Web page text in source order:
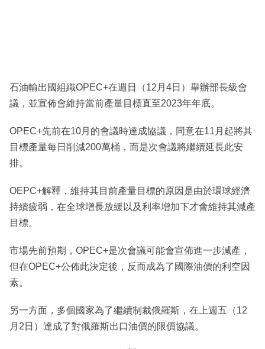
石油輸出國組織OPEC+在週日（12月4日）舉辦部長級會
議，並宣佈會維持當前產量目標直至2023年年底。
OPEC+先前在10月的會議時達成協議，同意在11月起將其
目標產量每日削減200萬桶，而是次會議將繼續延長此安
排。
OEPC+解釋，維持其目前產量目標的原因是由於環球經濟
持續疲弱，在全球增長放緩以及利率增加下才會維持其減產
目標。
市場先前預期，OPEC+是次會議可能會宣佈進一步減產，
但在OPEC+公佈此決定後，反而成為了國際油價的利空因
素。
另一方面，多個國家為了繼續制裁俄羅斯，在上週五（12
月2日）達成了對俄羅斯出口油價的限價協議。